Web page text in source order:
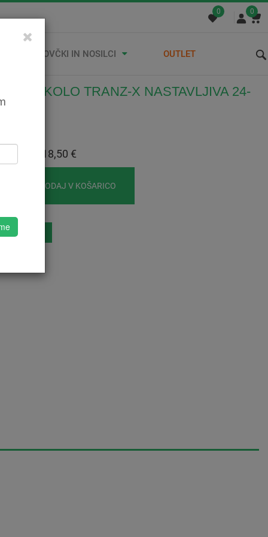
0 0
STREŠNI KOVČKI IN NOSILCI OUTLET
ZA KOLO TRANZ-X NASTAVLJIVA 24-
18,50 €
DODAJ V KOŠARICO
Želja